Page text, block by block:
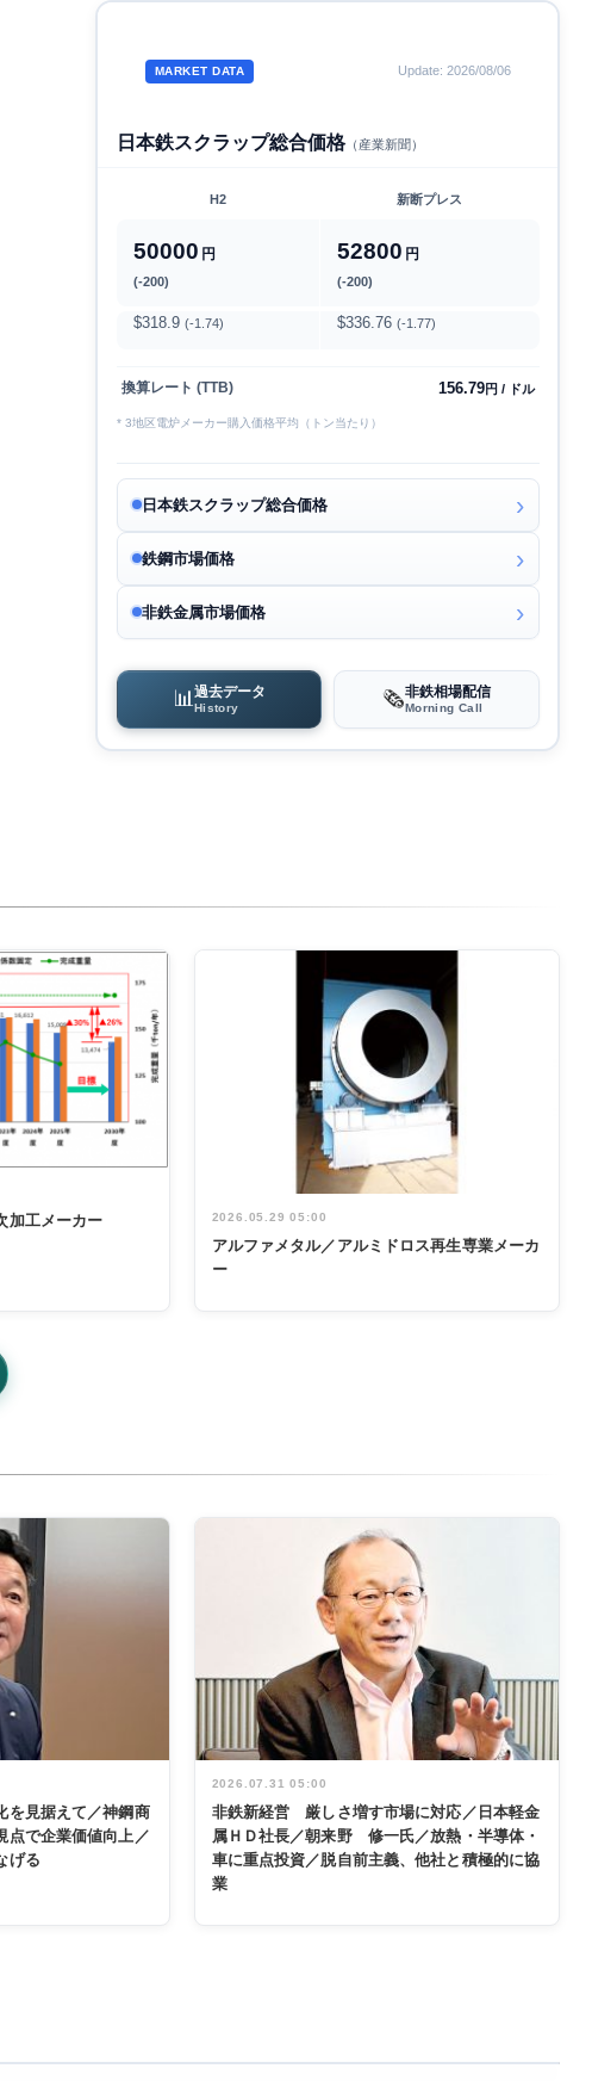
MARKET DATA Update: 2026/08/06
日本鉄スクラップ総合価格（産業新聞）
H2 新断プレス
50000 円
(-200)
52800 円
(-200)
$318.9 (-1.74) $336.76 (-1.77)
換算レート (TTB) 156.79円 / ドル
* 3地区電炉メーカー購入価格平均（トン当たり）
日本鉄スクラップ総合価格
鉄鋼市場価格
非鉄金属市場価格
📊 過去データ
History 🗞️非鉄相場配信
Morning Call
加工メーカー 2026.05.29 05:00
アルファメタル／アルミドロス再生専業メーカ
ー
見据えて／神鋼商
で企業価値向上／
げる
2026.07.31 05:00
非鉄新経営 厳しさ増す市場に対応／日本軽金
属ＨＤ社長／朝来野 修一氏／放熱・半導体・
車に重点投資／脱自前主義、他社と積極的に協
業